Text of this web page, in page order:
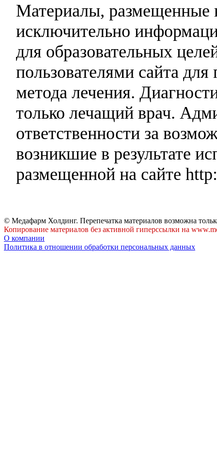
Материалы, размещенные
исключительно
для образовательных
пользователями сайта
метода лечения.
только лечащий врач.
ответственности за
возникшие в результате
размещенной на сайте
© Медафарм Холдинг. Перепечатка материалов возможна
Копирование материалов без активной гиперссылки на
О компании
Политика в отношении обработки персональных данных